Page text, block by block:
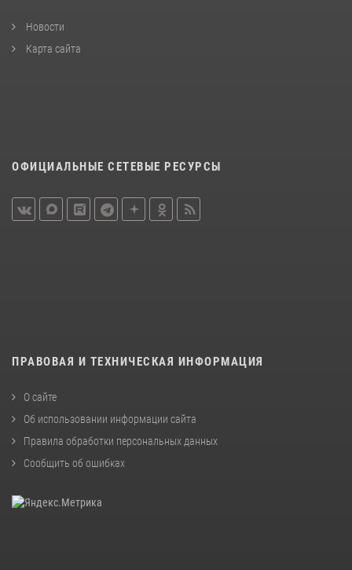
Новости
Карта сайта
ОФИЦИАЛЬНЫЕ СЕТЕВЫЕ РЕСУРСЫ
ПРАВОВАЯ И ТЕХНИЧЕСКАЯ ИНФОРМАЦИЯ
О сайте
Об использовании информации сайта
Правила обработки персональных данных
Сообщить об ошибках